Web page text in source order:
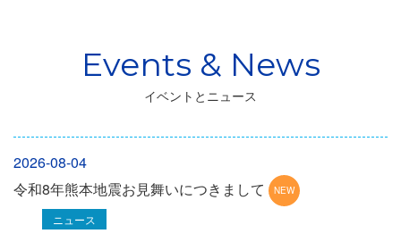
イベントとニュース
2026-08-04
令和8年熊本地震お見舞いにつきまして
ニュース